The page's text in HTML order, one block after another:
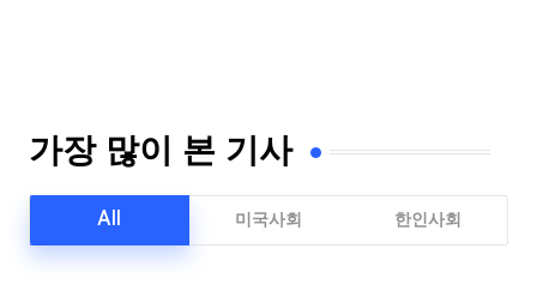
가장 많이 본 기사
All 미국사회 한인사회